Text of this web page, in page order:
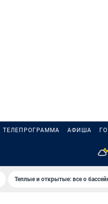
ТЕЛЕПРОГРАММА АФИША
Теплые и открытые: все о